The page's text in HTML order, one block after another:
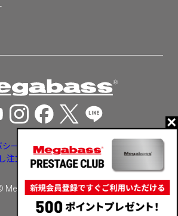
シーポリシー特定商取引法に基づく表示
注文・いたずら注文等への対応
Megabass inc. All rights reserved.